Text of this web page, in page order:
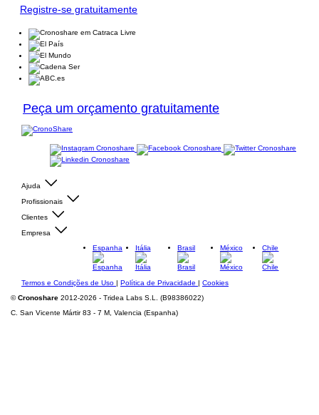
Registre-se gratuitamente
Peça um orçamento gratuitamente
Ajuda
Profissionais
Clientes
Empresa
Espanha
Itália Brasil México Chile
Termos e Condições de Uso | Política de Privacidade | Cookies
©Cronoshare 2012-2026 - Tridea Labs S.L. (B98386022)
C. San Vicente Mártir 83 - 7 M, Valencia (Espanha)